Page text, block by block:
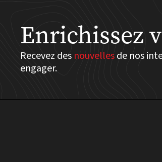
Enrichissez
Recevez des nouvellesde nos
engager.